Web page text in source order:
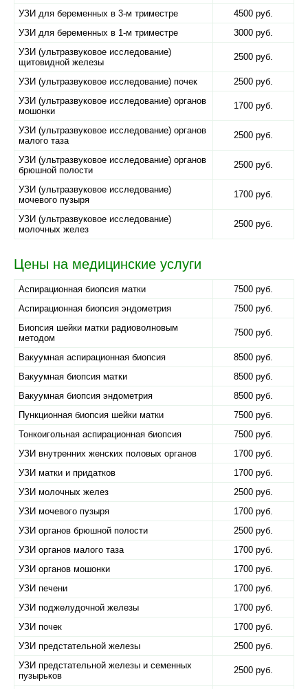
УЗИ для беременных в 3-м триместре
4500 руб.
УЗИ для беременных в 1-м триместре
3000 руб.
УЗИ (ультразвуковое исследование)
щитовидной железы
2500 руб.
УЗИ (ультразвуковое исследование) почек
2500 руб.
УЗИ (ультразвуковое исследование) органов
мошонки
1700 руб.
УЗИ (ультразвуковое исследование) органов
малого таза
2500 руб.
УЗИ (ультразвуковое исследование) органов
брюшной полости
2500 руб.
УЗИ (ультразвуковое исследование)
мочевого пузыря
1700 руб.
УЗИ (ультразвуковое исследование)
молочных желез
2500 руб.
Цены на медицинские услуги
Аспирационная биопсия матки
7500 руб.
Аспирационная биопсия эндометрия
7500 руб.
Биопсия шейки матки радиоволновым
методом
7500 руб.
Вакуумная аспирационная биопсия
8500 руб.
Вакуумная биопсия матки
8500 руб.
Вакуумная биопсия эндометрия
8500 руб.
Пункционная биопсия шейки матки
7500 руб.
Тонкоигольная аспирационная биопсия
7500 руб.
УЗИ внутренних женских половых органов
1700 руб.
УЗИ матки и придатков
1700 руб.
УЗИ молочных желез
2500 руб.
УЗИ мочевого пузыря
1700 руб.
УЗИ органов брюшной полости
2500 руб.
УЗИ органов малого таза
1700 руб.
УЗИ органов мошонки
1700 руб.
УЗИ печени
1700 руб.
УЗИ поджелудочной железы
1700 руб.
УЗИ почек
1700 руб.
УЗИ предстательной железы
2500 руб.
УЗИ предстательной железы и семенных
пузырьков
2500 руб.